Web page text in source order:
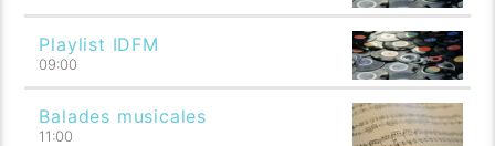
Playlist IDFM
09:00
Balades musicales
11:00